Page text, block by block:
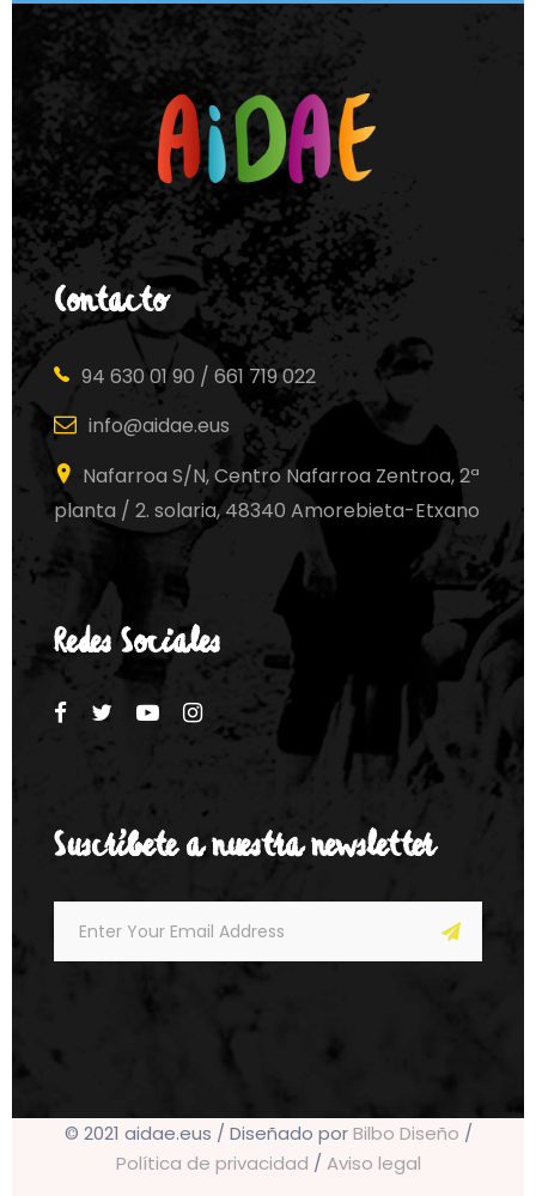
Contacto
94 630 01 90 / 661 719 022
info@aidae.eus
Nafarroa S/N, Centro Nafarroa Zentroa, 2ª
planta / 2. solaria, 48340 Amorebieta-Etxano
Redes Sociales
Suscríbete a nuestra newsletter
© 2021 aidae.eus / Diseñado porBilbo Diseño /
Política de privacidad / Aviso legal